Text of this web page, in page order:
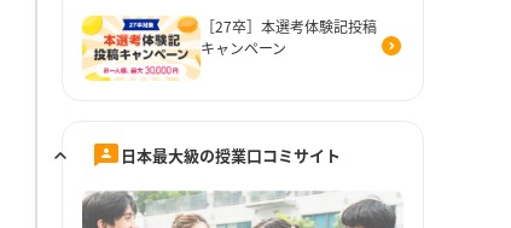
［27卒］本選考体験記投稿
キャンペーン
日本最大級の授業口コミサイト